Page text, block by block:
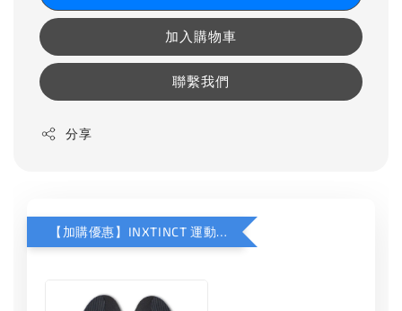
加入購物車
聯繫我們
分享
【加購優惠】INXTINCT 運動款鞋墊